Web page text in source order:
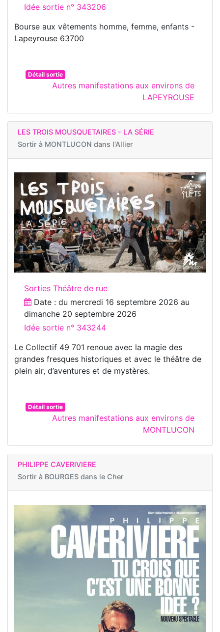
Idée sortie n° 343206
Bourse aux vêtements homme, femme, enfants -
Lapeyrouse 63700
Détail sortie
Autres manifestations aux environs de
LAPEYROUSE
LES TROIS MOUSQUETAIRES - LA SÉRIE
Sortir à MONTLUCON dans l'Allier
Sorties Théâtre de rue
Date : du mercredi 16 septembre 2026 au
dimanche 20 septembre 2026
Idée sortie n° 343244
Le Collectif 49 701 renoue avec la magie des
grandes fresques historiques et avec le théâtre de
plein air, d’aventures et de mystères.
Détail sortie
Autres manifestations aux environs de
MONTLUCON
PHILIPPE CAVERIVIERE
Sortir à BOURGES dans le Cher